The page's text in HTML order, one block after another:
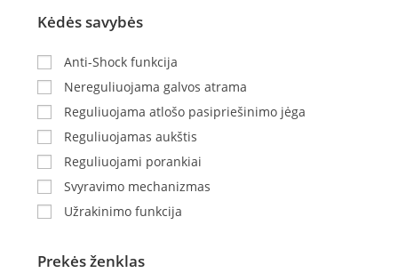
Kėdės savybės
Anti-Shock funkcija
Nereguliuojama galvos atrama
Reguliuojama atlošo pasipriešinimo jėga
Reguliuojamas aukštis
Reguliuojami porankiai
Svyravimo mechanizmas
Užrakinimo funkcija
Prekės ženklas